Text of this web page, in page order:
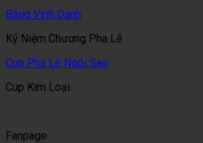
Bảng Vinh Danh
Kỷ Niệm Chương Pha Lê
Cup Pha Lê Ngôi Sao
Cup Kim Loại
Fanpage